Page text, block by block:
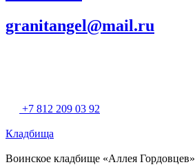
granitangel@mail.ru
+7 812 209 03 92
Кладбища
Воинское кладбище «Аллея Гордовцев»